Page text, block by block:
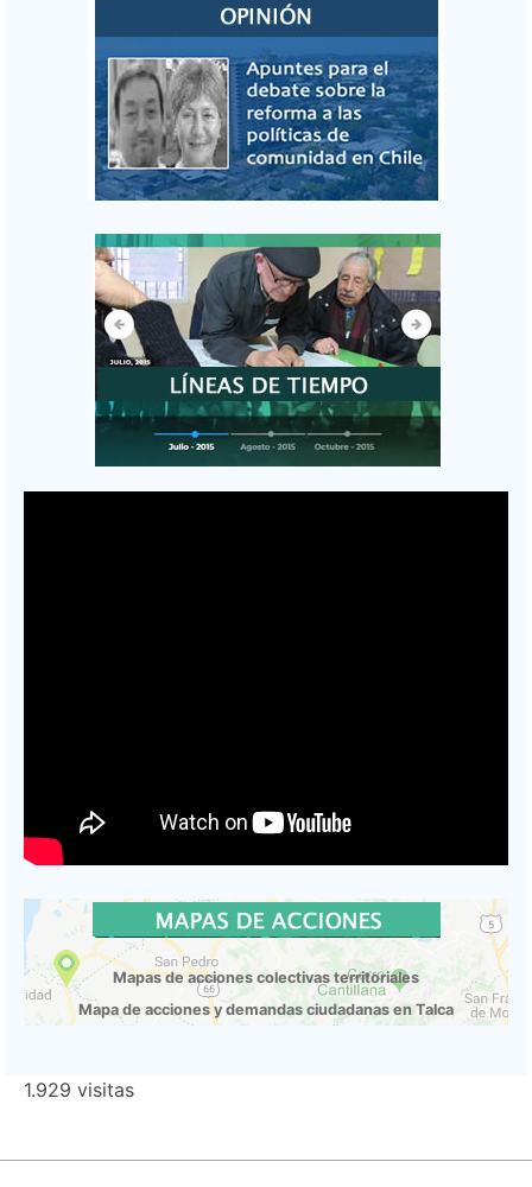
Mapas de acciones colectivas territoriales
Mapa de acciones y demandas ciudadanas en Talca
1.929 visitas